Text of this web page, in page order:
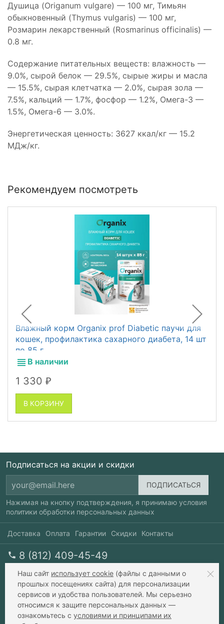
Душица (Origanum vulgare) — 100 мг, Тимьян
обыкновенный (Thymus vulgaris) — 100 мг,
Розмарин лекарственный (Rosmarinus officinalis) —
0.8 мг.
Содержание питательных веществ: влажность —
9.0%, сырой белок — 29.5%, сырые жиры и масла
— 15.5%, сырая клетчатка — 2.0%, сырая зола —
7.5%, кальций — 1.7%, фосфор — 1.2%, Омега-3 —
1.5%, Oмега-6 — 3.0%.
Энергетическая ценность: 3627 ккал/кг — 15.2
МДж/кг.
Рекомендуем посмотреть
Влажный корм Organix prof Diabetic паучи для
кошек, профилактика сахарного диабета, 14 шт
по 85 г
В наличии
1 330 ₽
В КОРЗИНУ
Подписаться на акции и скидки
Нажимая на кнопку подтверждения, я принимаю условия
политики обработки персональных данных
Доставка Оплата Гарантии Скидки Контакты
8 (812) 409-45-49
перезвоните мне
пн-пт 10-20, сб 10-17
info@xavax.ru
Наш сайт использует cookie (файлы с данными о
прошлых посещениях сайта) для персонализации
сервисов и удобства пользователей. Мы серьезно
относимся к защите персональных данных —
ознакомьтесь с условиями и принципами их